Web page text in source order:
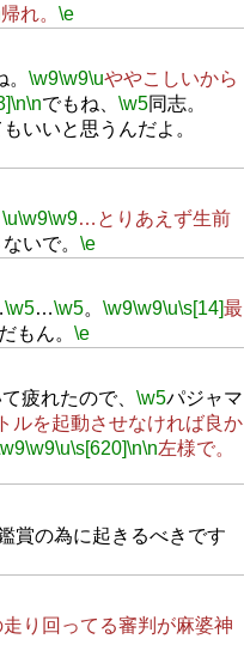
帰れ。 \e
\w9\w9\uややこしいから
\n\nでもね、 \w5同志。
いいと思うんだよ。
\u\w9\w9…とりあえず生前
いで。 \e
\w5…\w5。 \w9\w9\u\s[14]最
もん。 \e
疲れたので、 \w5パジャマ
ルを起動させなければ良か
\w9\u\s[620]\n\n左様で。
賞の為に起きるべきです
走り回ってる審判が麻婆神